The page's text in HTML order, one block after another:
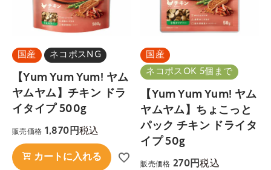
国産 ネコポスNG
【Yum Yum Yum! ヤム
ヤムヤム】チキン ドラ
イタイプ 500g
販売価格 1,870 税込
カートに入れる
国産
ネコポスOK 5個まで
【Yum Yum Yum! ヤム
ヤムヤム】ちょこっと
パック チキン ドライタ
イプ 50g
販売価格 270 税込